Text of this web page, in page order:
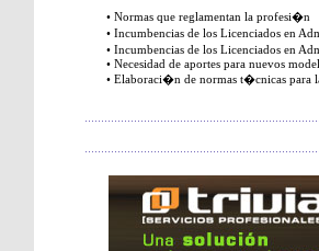
• Normas que reglamentan la profesi�n
• Incumbencias de los Licenciados en
• Incumbencias de los Licenciados en
• Necesidad de aportes para nuevos
• Elaboraci�n de normas t�cnicas